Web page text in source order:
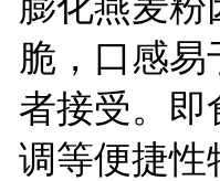
脆，口感
者接受。即
调等便捷性